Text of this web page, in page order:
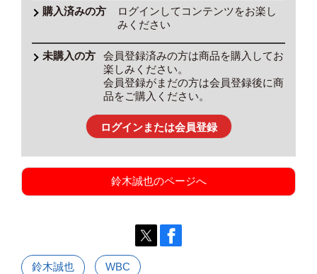
ログインしてコンテンツをお楽し
みください
会員登録済みの方は商品を購入してお
楽しみください。
会員登録がまだの方は会員登録後に商
品をご購入ください。
ログインまたは会員登録
鈴木誠也のページへ
鈴木誠也 WBC